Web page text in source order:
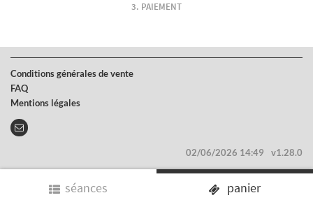
séances panier
PAIEMENT
Conditions générales de vente
FAQ
Mentions légales
02/06/2026 14:49 v1.28.0